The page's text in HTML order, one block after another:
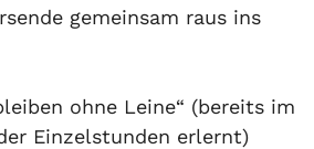
gemeinsam raus ins
ohne Leine“ (bereits im
Einzelstunden erlernt)